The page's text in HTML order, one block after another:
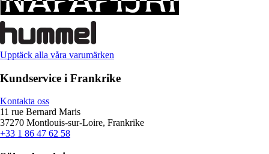
Upptäck alla våra varumärken
Kundservice i Frankrike
Kontakta oss
11 rue Bernard Maris
37270 Montlouis-sur-Loire, Frankrike
+33 1 86 47 62 58